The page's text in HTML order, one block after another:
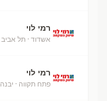
רמי לוי
אשדוד · תל אביב
רמי לוי
פתח תקווה · יבנה